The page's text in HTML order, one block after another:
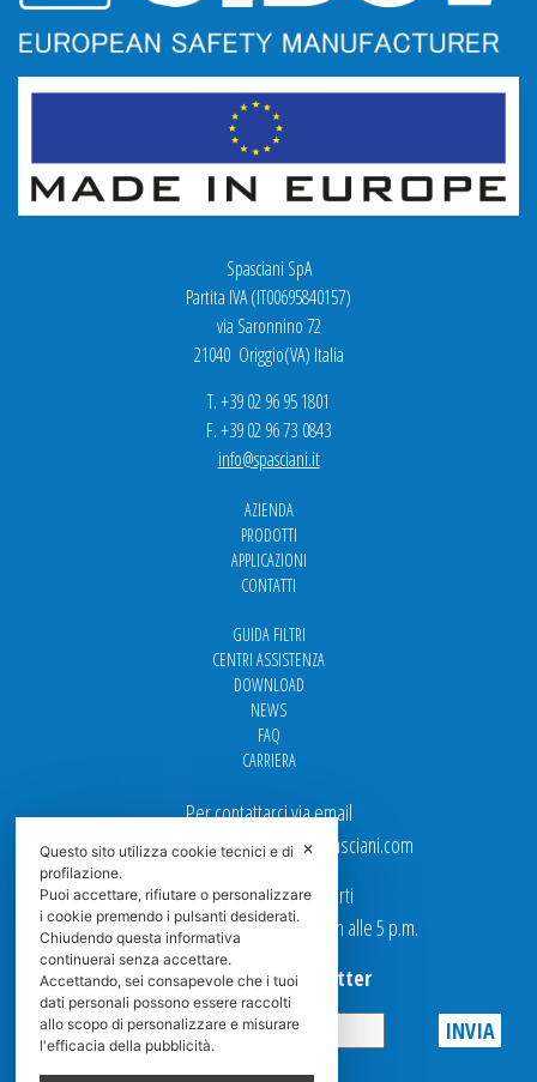
Spasciani SpA
Partita IVA (IT00695840157)
via Saronnino 72
21040 Origgio(VA) Italia
T. +39 02 96 95 1801
F. +39 02 96 73 0843
info@spasciani.it
AZIENDA
PRODOTTI
APPLICAZIONI
CONTATTI
GUIDA FILTRI
CENTRI ASSISTENZA
DOWNLOAD
NEWS
FAQ
CARRIERA
Per contattarci via email
Ufficio Vendite: italy.sales@spasciani.com
I nostri uffici sono aperti
dal Lunedi al Venerdi dalle 9 a.m alle 5 p.m.
Iscriviti alla Newsletter
Privacy
✕
Questo sito utilizza cookie tecnici e di
profilazione.
Puoi accettare, rifiutare o personalizzare
i cookie premendo i pulsanti desiderati.
Chiudendo questa informativa
continuerai senza accettare.
Accettando, sei consapevole che i tuoi
dati personali possono essere raccolti
allo scopo di personalizzare e misurare
l'efficacia della pubblicità.